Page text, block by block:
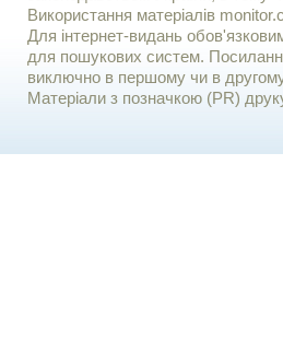
Використання матерiалiв
Для iнтернет-видань
для пошукових систем.
виключно в першому чи в другому
Матеріали з позначкою (PR)